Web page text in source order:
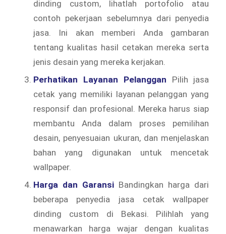
dinding custom, lihatlah portofolio atau
contoh pekerjaan sebelumnya dari penyedia
jasa. Ini akan memberi Anda gambaran
tentang kualitas hasil cetakan mereka serta
jenis desain yang mereka kerjakan.
Perhatikan Layanan Pelanggan Pilih jasa
cetak yang memiliki layanan pelanggan yang
responsif dan profesional. Mereka harus siap
membantu Anda dalam proses pemilihan
desain, penyesuaian ukuran, dan menjelaskan
bahan yang digunakan untuk mencetak
wallpaper.
Harga dan Garansi Bandingkan harga dari
beberapa penyedia jasa cetak wallpaper
dinding custom di Bekasi. Pilihlah yang
menawarkan harga wajar dengan kualitas